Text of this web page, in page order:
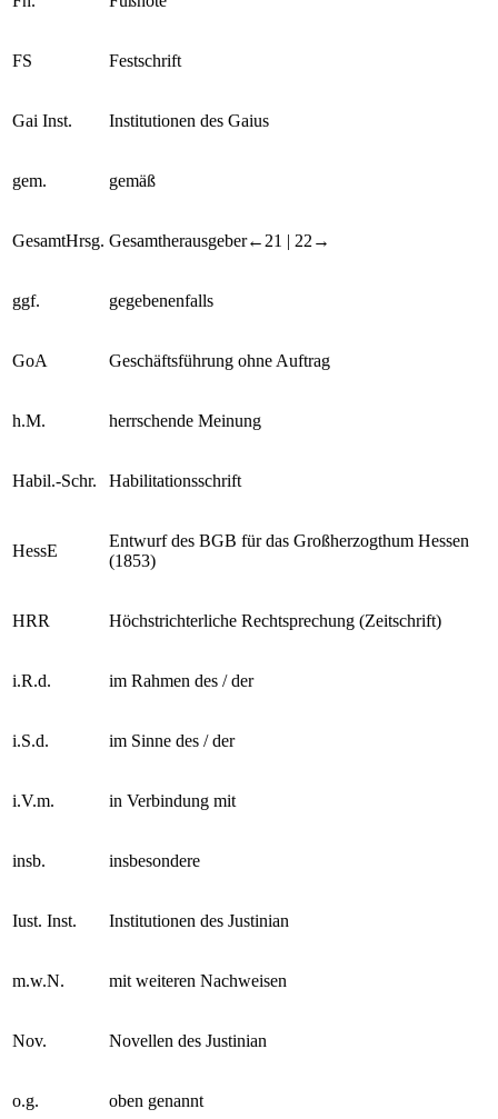
FS Festschrift
Gai Inst. Institutionen des Gaius
gem. gemäß
GesamtHrsg. Gesamtherausgeber←21 | 22→
ggf. gegebenenfalls
GoA Geschäftsführung ohne Auftrag
h.M. herrschende Meinung
Habil.-​Schr. Habilitationsschrift
HessE
Entwurf des BGB für das Großherzogthum Hessen
(1853)
HRR Höchstrichterliche Rechtsprechung (Zeitschrift)
i.R.d. im Rahmen des /​ der
i.S.d. im Sinne des /​ der
i.V.m. in Verbindung mit
insb. insbesondere
Iust. Inst. Institutionen des Justinian
m.w.N. mit weiteren Nachweisen
Nov. Novellen des Justinian
o.g. oben genannt